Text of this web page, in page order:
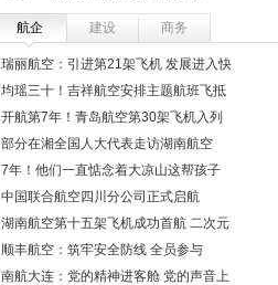
航企 建设 商务
瑞丽航空：引进第21架飞机 发展进入快
均瑶三十！吉祥航空安排主题航班飞抵
开航第7年！青岛航空第30架飞机入列
部分在湘全国人大代表走访湖南航空
7年！他们一直惦念着大凉山这帮孩子
中国联合航空四川分公司正式启航
湖南航空第十五架飞机成功首航 二次元
顺丰航空：筑牢安全防线 全员参与
南航大连：党的精神进客舱 党的声音上